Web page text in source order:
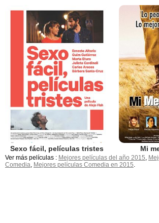
Sexo fácil, películas tristes Mi
Ver más películas : Mejores películas del año 2015,
Comedia, Mejores películas Comedia en 2015.